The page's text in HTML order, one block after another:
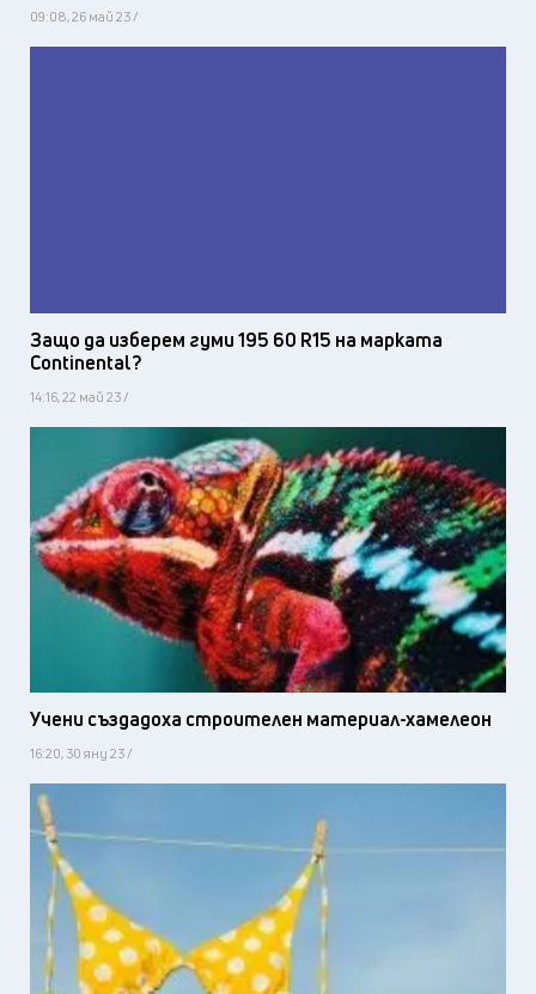
09:08, 26 май 23 /
Защо да изберем гуми 195 60 R15 на марката
Continental?
14:16, 22 май 23 /
Учени създадоха строителен материал-хамелеон
16:20, 30 яну 23 /